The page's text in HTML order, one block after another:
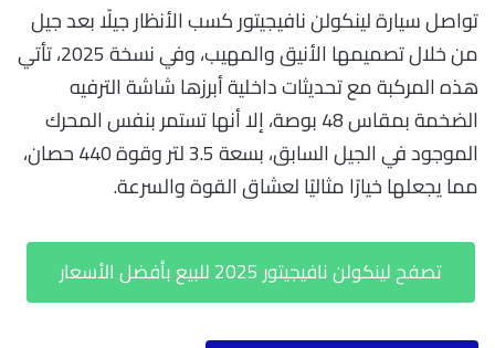
تواصل سيارة لينكولن نافيجيتور كسب الأنظار جيلًا بعد جيل
من خلال تصميمها الأنيق والمهيب، وفي نسخة 2025، تأتي
هذه المركبة مع تحديثات داخلية أبرزها شاشة الترفيه
الضخمة بمقاس 48 بوصة، إلا أنها تستمر بنفس المحرك
الموجود في الجيل السابق، بسعة 3.5 لتر وقوة 440 حصان،
مما يجعلها خيارًا مثاليًا لعشاق القوة والسرعة.
تصفح لينكولن نافيجيتور 2025 للبيع بأفضل الأسعار